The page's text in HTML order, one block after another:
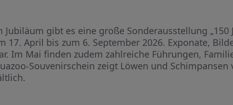
gibt es eine große Sonderausstellung „150
17. April bis zum 6. September 2026. Exponate,
Im Mai finden zudem zahlreiche Führungen,
Souvenirschein zeigt Löwen und Schimpansen